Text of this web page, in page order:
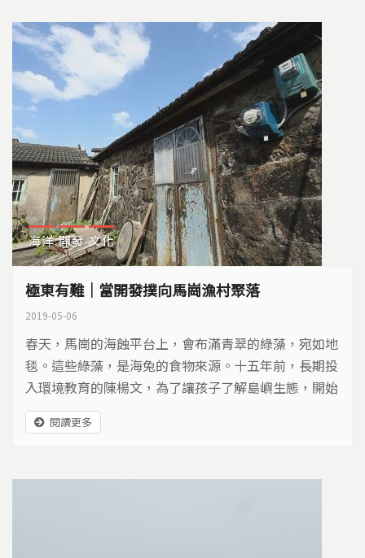
海洋 開發 文化
極東有難｜當開發撲向馬崗漁村聚落
2019-05-06
春天，馬崗的海蝕平台上，會布滿青翠的綠藻，宛如地
毯。這些綠藻，是海兔的食物來源。十五年前，長期投
入環境教育的陳楊文，為了讓孩子了解島嶼生態，開始
帶全家環島。一次來到位於東北角的馬崗潮間帶，發現
海兔，深深著迷。從此不分四季，每個月都來馬崗觀
浪很大，但生物也特別多，一個小小潮池，就有各種海
閱讀更多